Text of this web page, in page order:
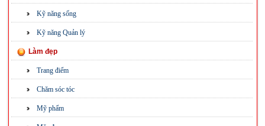
Kỹ năng sống
Kỹ năng Quản lý
Làm đẹp
Trang điểm
Chăm sóc tóc
Mỹ phẩm